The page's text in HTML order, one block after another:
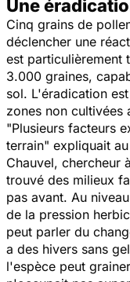
Une
Cinq grains de
déclencher une
est particulièrement
3.000 graines,
sol. L'éradication
zones non cultivées
"Plusieurs facteurs
terrain" expliquait au
Chauvel, chercheur
trouvé des milieux
pas avant. Au
de la pression
peut parler du
a des hivers sans
l'espèce peut